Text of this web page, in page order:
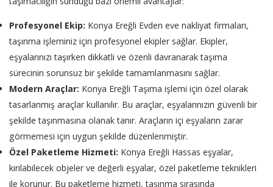
Profesyonel Ekip: Konya Ereğli Evden eve nakliyat firmaları,
taşınma işleminiz için profesyonel ekipler sağlar. Ekipler,
eşyalarınızı taşırken dikkatli ve özenli davranarak taşıma
sürecinin sorunsuz bir şekilde tamamlanmasını sağlar.
Modern Araçlar: Konya Ereğli Taşıma işlemi için özel olarak
tasarlanmış araçlar kullanılır. Bu araçlar, eşyalarınızın güvenli bir
şekilde taşınmasına olanak tanır. Araçların içi eşyaların zarar
görmemesi için uygun şekilde düzenlenmiştir.
Özel Paketleme Hizmeti: Konya Ereğli Hassas eşyalar,
kırılabilecek objeler ve değerli eşyalar, özel paketleme teknikleri
ile korunur. Bu paketleme hizmeti, taşınma sırasında